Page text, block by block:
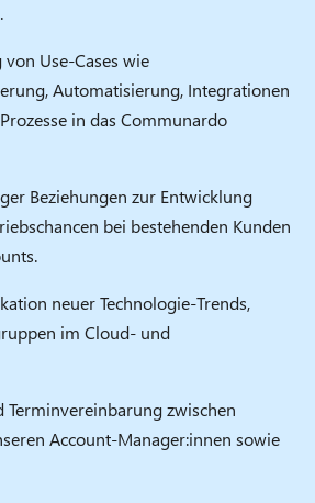
Use‑Cases wie
Automatisierung, Integrationen
in das Communardo
Beziehungen zur Entwicklung
bei bestehenden Kunden
neuer Technologie‑Trends,
im Cloud‑ und
zwischen
Account‑Manager:innen sowie